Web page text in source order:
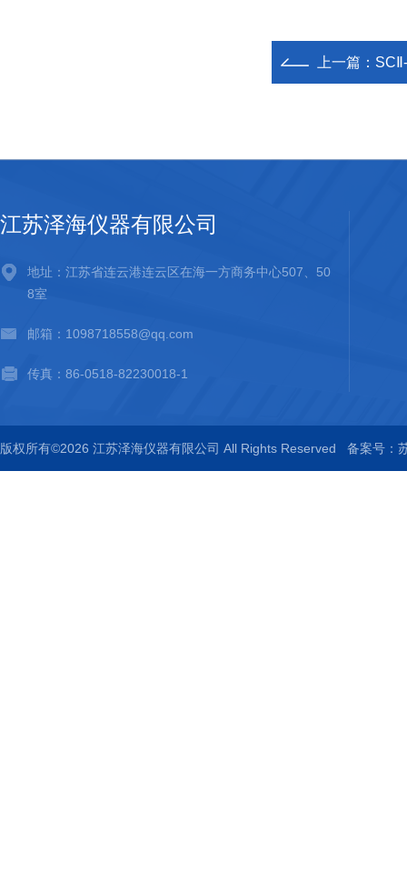
上一篇：
江苏泽海仪器有限公司
地址：江苏省连云港连云区在海一方商务中心507、50
8室
邮箱：1098718558@qq.com
传真：86-0518-82230018-1
版权所有©2026 江苏泽海仪器有限公司 All Rights Reserved 备案号：